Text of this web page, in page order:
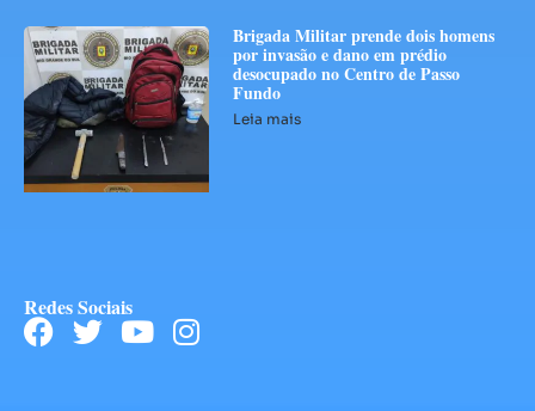
Brigada Militar prende dois homens
por invasão e dano em prédio
desocupado no Centro de Passo
Fundo
Leia mais
Redes Sociais